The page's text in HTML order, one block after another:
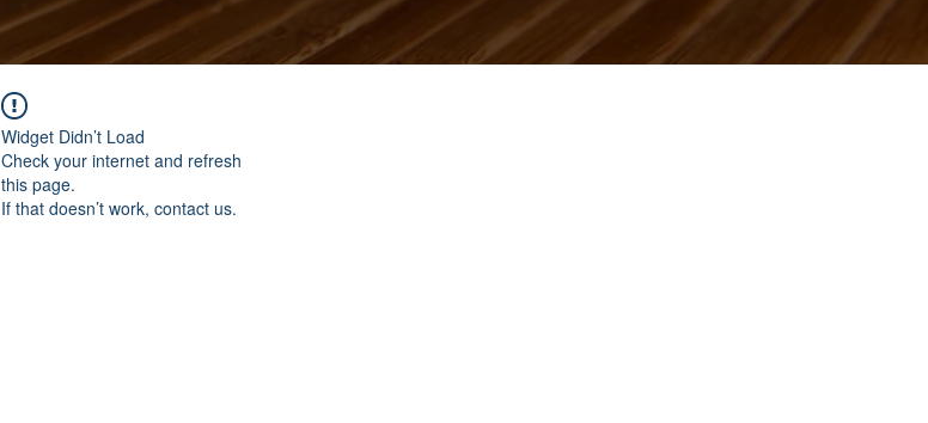
Widget Didn’t Load
Check your internet and refresh
this page.
If that doesn’t work, contact us.